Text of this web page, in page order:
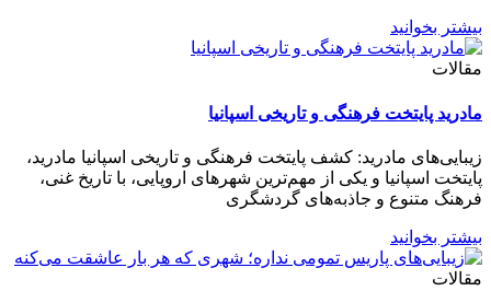
بیشتر بخوانید
مقالات
مادرید پایتخت فرهنگی و تاریخی اسپانیا
زیبایی‌های مادرید: کشف پایتخت فرهنگی و تاریخی اسپانیا مادرید،
پایتخت اسپانیا و یکی از مهم‌ترین شهرهای اروپایی، با تاریخ غنی،
فرهنگ متنوع و جاذبه‌های گردشگری
بیشتر بخوانید
مقالات